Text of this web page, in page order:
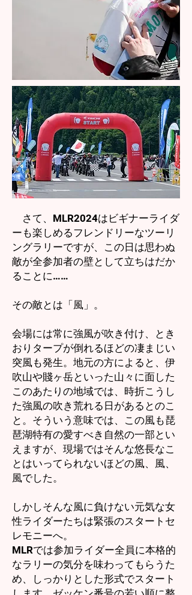
さて、MLR2024はビギナーライダ
ーも楽しめるフレンドリーなツーリ
ングラリーですが、この日は思わぬ
敵が全参加者の壁として立ちはだか
ることに……
その敵とは「風」。
会場には常に強風が吹き付け、とき
おりタープが倒れるほどの凄まじい
突風も発生。地元の方によると、伊
吹山や賤ヶ岳といった山々に面した
このあたりの地域では、時折こうし
た強風の吹き荒れる日があるとのこ
と。そういう意味では、この風も琵
琶湖特有の愛すべき自然の一部とい
えますが、現場ではそんな悠長なこ
とはいってられないほどの風、風、
風でした。
しかしそんな風に負けない元気な女
性ライダーたちは緊張のスタートセ
レモニーへ。
MLRでは参加ライダー全員に本格的
なラリーの気分を味わってもらうた
め、しっかりとした形式でスタート